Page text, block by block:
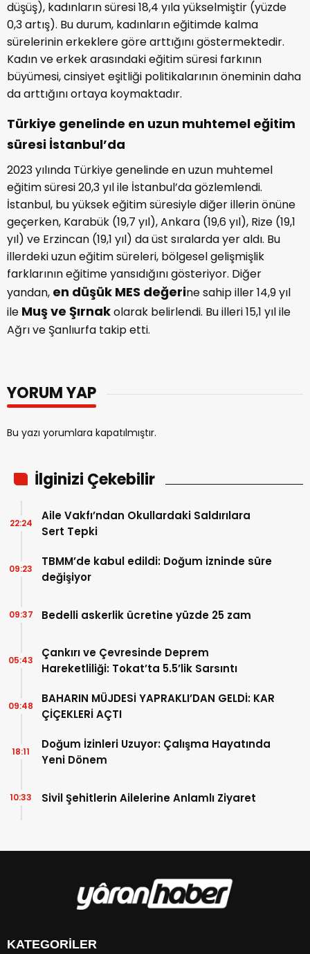
düşüş), kadınların süresi 18,4 yıla yükselmiştir (yüzde
0,3 artış). Bu durum, kadınların eğitimde kalma
sürelerinin erkeklere göre arttığını göstermektedir.
Kadın ve erkek arasındaki eğitim süresi farkının
büyümesi, cinsiyet eşitliği politikalarının öneminin daha
da arttığını ortaya koymaktadır.
Türkiye genelinde en uzun muhtemel eğitim
süresi İstanbul’da
2023 yılında Türkiye genelinde en uzun muhtemel
eğitim süresi 20,3 yıl ile İstanbul’da gözlemlendi.
İstanbul, bu yüksek eğitim süresiyle diğer illerin önüne
geçerken, Karabük (19,7 yıl), Ankara (19,6 yıl), Rize (19,1
yıl) ve Erzincan (19,1 yıl) da üst sıralarda yer aldı. Bu
illerdeki uzun eğitim süreleri, bölgesel gelişmişlik
farklarının eğitime yansıdığını gösteriyor. Diğer
yandan, en düşük MES değerine sahip iller 14,9 yıl
ile Muş ve Şırnakolarak belirlendi. Bu illeri 15,1 yıl ile
Ağrı ve Şanlıurfa takip etti.
YORUM YAP
Bu yazı yorumlara kapatılmıştır.
İlginizi Çekebilir
Aile Vakfı’ndan Okullardaki Saldırılara
Sert Tepki
22:24
TBMM’de kabul edildi: Doğum izninde süre
değişiyor
09:23
Bedelli askerlik ücretine yüzde 25 zam
09:37
Çankırı ve Çevresinde Deprem
Hareketliliği: Tokat’ta 5.5’lik Sarsıntı
05:43
BAHARIN MÜJDESİ YAPRAKLI’DAN GELDİ: KAR
ÇİÇEKLERİ AÇTI
09:48
Doğum İzinleri Uzuyor: Çalışma Hayatında
Yeni Dönem
18:11
Sivil Şehitlerin Ailelerine Anlamlı Ziyaret
10:33
KATEGORİLER